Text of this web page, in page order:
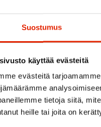
Suostumus
käyttää evästeitä
evästeitä
tietoja siitä,
heille tai joita on